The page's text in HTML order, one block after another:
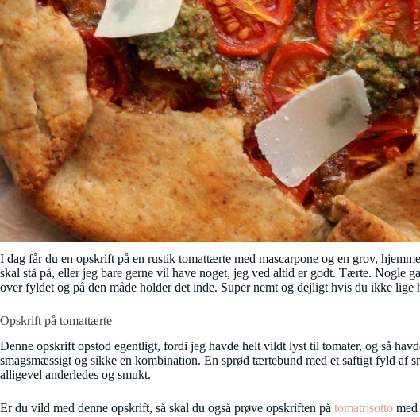
I dag får du en opskrift på en rustik tomattærte med mascarpone og en grov,
skal stå på, eller jeg bare gerne vil have noget, jeg ved altid er godt. Tærte. Nogle
over fyldet og på den måde holder det inde. Super nemt og dejligt hvis du ikke
Opskrift på tomattærte
Denne opskrift opstod egentligt, fordi jeg havde helt vildt lyst til tomater, og så
smagsmæssigt og sikke en kombination. En sprød tærtebund med et saftigt fyld af
alligevel anderledes og smukt.
Er du vild med denne opskrift, så skal du også prøve opskriften på tomatrisotto